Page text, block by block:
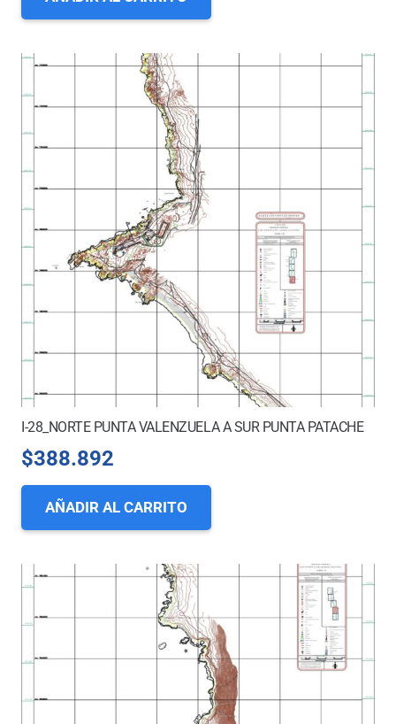
I-28_NORTE PUNTA VALENZUELA A SUR PUNTA PATACHE
$388.892
AÑADIR AL CARRITO